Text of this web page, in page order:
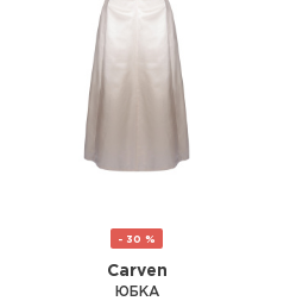
- 30 %
Carven
ЮБКА